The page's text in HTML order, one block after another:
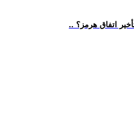
اتفاق هرمز؟